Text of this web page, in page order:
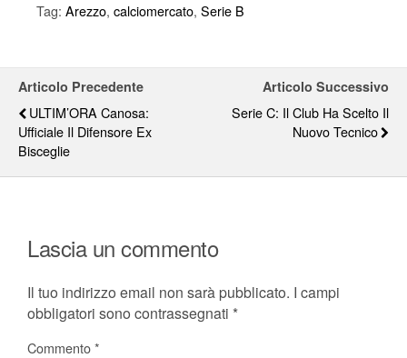
Tag: Arezzo, calciomercato, Serie B
Articolo Precedente
ULTIM’ORA Canosa:
Ufficiale Il Difensore Ex
Bisceglie
Articolo Successivo
Serie C: Il Club Ha Scelto Il
Nuovo Tecnico
Lascia un commento
Il tuo indirizzo email non sarà pubblicato. I campi
obbligatori sono contrassegnati *
Commento*